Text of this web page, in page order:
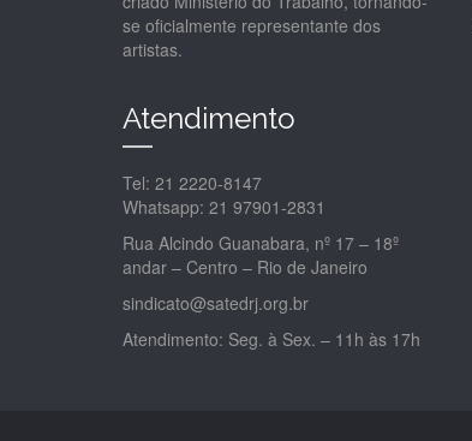
se oficialmente representante dos
artistas.
Atendimento
Tel: 21 2220-8147
Whatsapp: 21 97901-2831
Rua Alcindo Guanabara, nº 17 – 18º
andar – Centro – Rio de Janeiro
sindicato@satedrj.org.br
Atendimento: Seg. à Sex. – 11h às 17h